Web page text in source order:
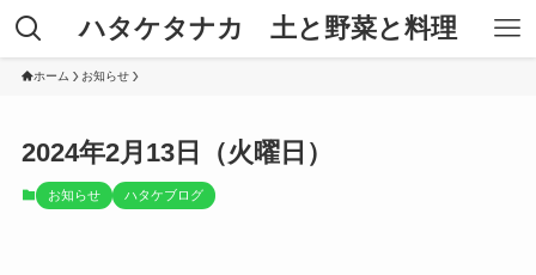
ハタケタナカ 土と野菜と料理
ホーム お知らせ
2024年2月13日（火曜日）
お知らせ ハタケブログ